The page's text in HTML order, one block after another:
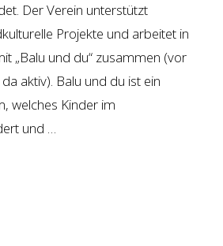
Der Verein unterstützt
Projekte und arbeitet in
„Balu und du“ zusammen (vor
aktiv). Balu und du ist ein
welches Kinder im
und …